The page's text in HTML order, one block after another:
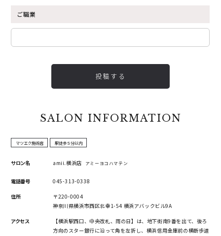
ご職業
投稿する
SALON INFORMATION
マツエク施術店 駅徒歩５分以内
サロン名 amii.横浜店 アミーヨコハマテン
電話番号 045-313-0338
住所
〒220-0004
神奈川県横浜市西区北幸1-54 横浜アバックビル9A
アクセス
【横浜駅西口、中央改札、雨の日】は、地下街南9番を出て、後ろ
方向のスター銀行に沿って角を左折し、横浜信用金庫前の横断歩道